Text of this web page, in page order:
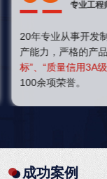
专业工程
20年专业从事开发
产能力，严格的产
标”、“质量信用3A
100余项荣誉。
成功案例